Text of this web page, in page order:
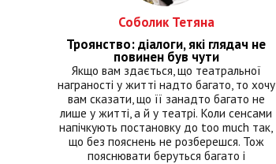
Соболик Тетяна
Троянство: діалоги, які глядач не
повинен був чути
Якщо вам здається, що театральної
награності у житті надто багато, то хочу
вам сказати, що її занадто багато не
лише у житті, а й у театрі. Коли сенсами
напічкують постановку до too much так,
що без пояснень не розберешся. Тож
пояснювати беруться багато і